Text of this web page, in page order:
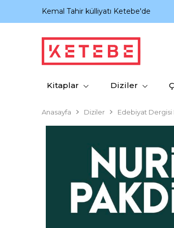
Kemal Tahir külliyatı Ketebe'de
Kitaplar Diziler
Anasayfa Diziler Edebiyat Dergisi